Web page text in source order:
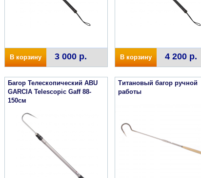
В корзину 3 000 р. В корзину 4 200 р.
Багор Телескопический ABU
GARCIA Telescopic Gaff 88-
150см
Титановый багор ручной
работы